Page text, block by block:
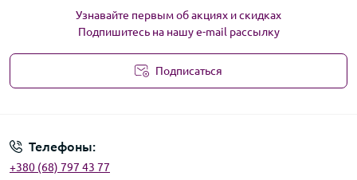
Узнавайте первым об акциях и скидках
Подпишитесь на нашу e-mail рассылку
Подписаться
Телефоны:
+380 (68) 797 43 77